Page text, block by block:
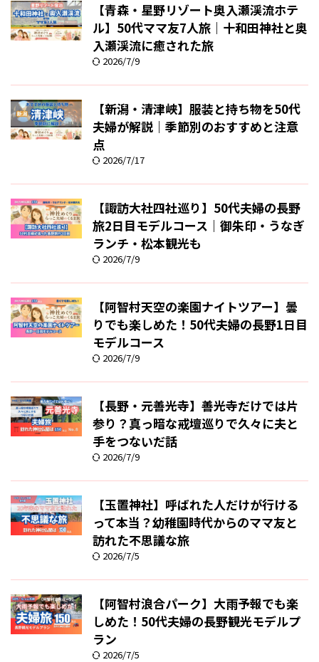
【青森・星野リゾート奥入瀬渓流ホテ
ル】50代ママ友7人旅｜十和田神社と奥
入瀬渓流に癒された旅
2026/7/9
【新潟・清津峡】服装と持ち物を50代
夫婦が解説｜季節別のおすすめと注意
点
2026/7/17
【諏訪大社四社巡り】50代夫婦の長野
旅2日目モデルコース｜御朱印・うなぎ
ランチ・松本観光も
2026/7/9
【阿智村天空の楽園ナイトツアー】曇
りでも楽しめた！50代夫婦の長野1日目
モデルコース
2026/7/9
【長野・元善光寺】善光寺だけでは片
参り？真っ暗な戒壇巡りで久々に夫と
手をつないだ話
2026/7/9
【玉置神社】呼ばれた人だけが行ける
って本当？幼稚園時代からのママ友と
訪れた不思議な旅
2026/7/5
【阿智村浪合パーク】大雨予報でも楽
しめた！50代夫婦の長野観光モデルプ
ラン
2026/7/5